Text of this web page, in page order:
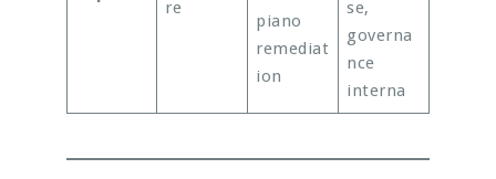
re
piano
remediat
ion
se,
governa
nce
interna